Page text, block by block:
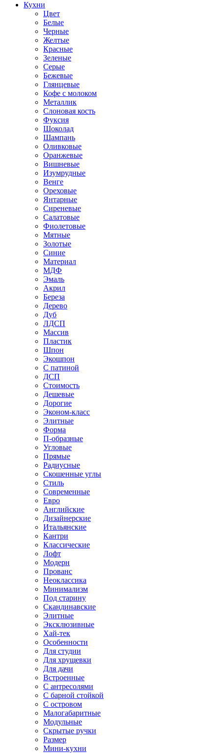
Кухни
Цвет
Белые
Черные
Желтые
Красные
Зеленые
Серые
Бежевые
Глянцевые
Кофе с молоком
Металлик
Слоновая кость
Фуксия
Шоколад
Шампань
Оливковые
Оранжевые
Вишневые
Изумрудные
Венге
Ореховые
Янтарные
Сиреневые
Салатовые
Фиолетовые
Мятные
Золотые
Синие
Материал
МДФ
Эмаль
Акрил
Береза
Дерево
Дуб
ЛДСП
Массив
Пластик
Шпон
Экошпон
С патиной
ДСП
Стоимость
Дешевые
Дорогие
Эконом-класс
Элитные
Форма
П-образные
Угловые
Прямые
Радиусные
Скошенные углы
Стиль
Современные
Евро
Английские
Дизайнерские
Итальянские
Кантри
Классические
Лофт
Модерн
Прованс
Неоклассика
Минимализм
Под старину
Скандинавские
Элитные
Эксклюзивные
Хай-тек
Особенности
Для студии
Для хрущевки
Для дачи
Встроенные
С антресолями
С барной стойкой
С островом
Малогабаритные
Модульные
Скрытые ручки
Размер
Мини-кухни